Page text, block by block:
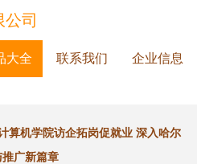
司
大全 联系我们 企业信息
算机学院访企拓岗促就业 深入哈尔
广新篇章